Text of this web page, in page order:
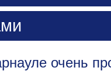
очень